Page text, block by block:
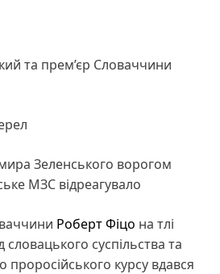
та прем’єр Словаччини
Зеленського ворогом
МЗС відреагувало
Роберт Фіцо на тлі
словацького суспільства та
проросійського курсу вдався